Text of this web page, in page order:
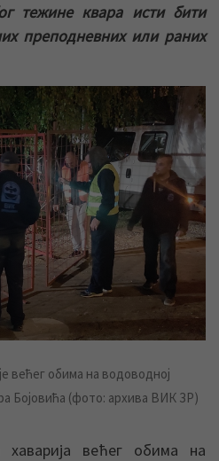
тежине квара исти бити
преподневних или раних
већег обима на водоводној
Бојовића (фото: архива ВИК ЗР)
већег обима на